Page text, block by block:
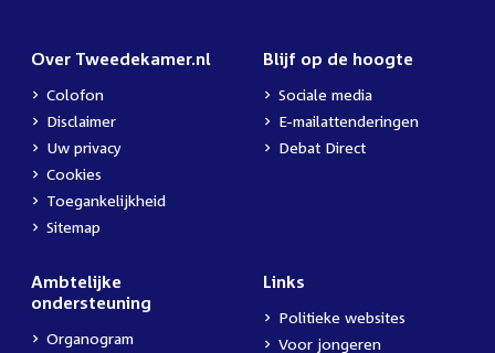
Over Tweedekamer.nl
Colofon
Disclaimer
Uw privacy
Cookies
Toegankelijkheid
Sitemap
Blijf op de hoogte
Sociale media
E-mailattenderingen
Debat Direct
Ambtelijke
ondersteuning
Organogram
Links
Politieke websites
Voor jongeren